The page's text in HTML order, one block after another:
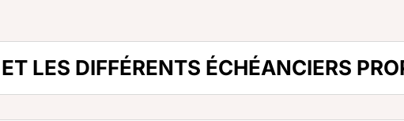
LES DIFFÉRENTS ÉCHÉANCIERS